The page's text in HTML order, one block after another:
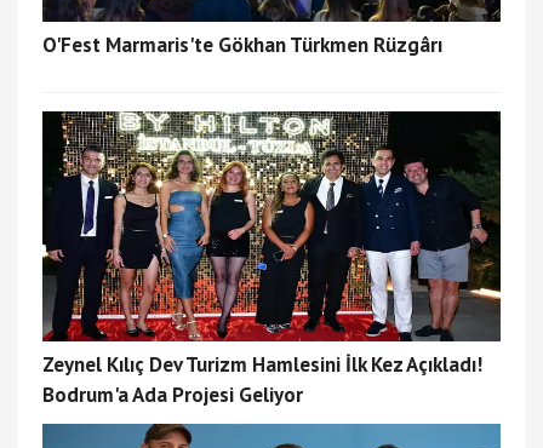
O'Fest Marmaris'te Gökhan Türkmen Rüzgârı
Zeynel Kılıç Dev Turizm Hamlesini İlk Kez Açıkladı!
Bodrum'a Ada Projesi Geliyor